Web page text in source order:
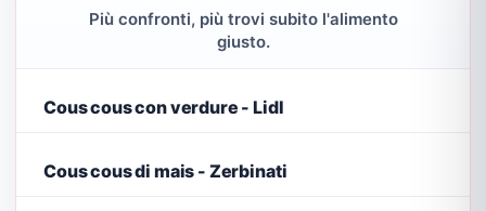
Più confronti, più trovi subito l'alimento
giusto.
Cous cous con verdure - Lidl
Cous cous di mais - Zerbinati